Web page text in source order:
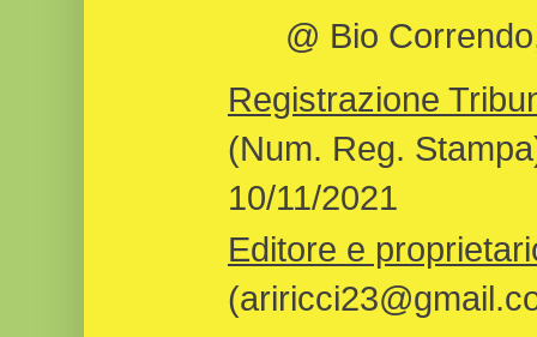
@ Bio
Registrazione
(Num. Reg.
10/11/2021
Editore e